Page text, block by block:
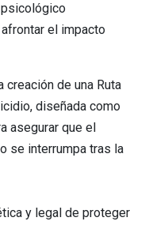
psicológico
el impacto
de una Ruta
diseñada como
asegurar que el
se interrumpa tras la
y legal de proteger